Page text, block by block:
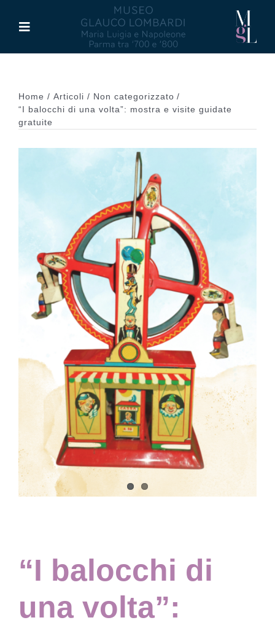
contenuto
Toggle
Maria Luigia d’Asburgo
Glauco Lombardi
Pubblicazioni
Collezione
Contatti e biglietti
Accessibilità
Cerca
Home Articoli
Non categorizzato
“I balocchi di una volta”: mostra e visite guidate
gratuite
“I balocchi di
una volta”: